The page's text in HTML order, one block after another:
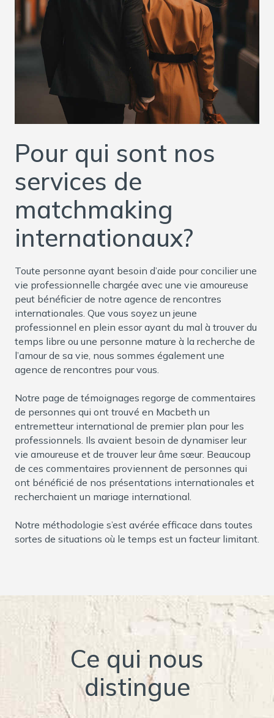
Pour qui sont nos
services de
matchmaking
internationaux?
Toute personne ayant besoin d’aide pour concilier une
vie professionnelle chargée avec une vie amoureuse
peut bénéficier de notre agence de rencontres
internationales. Que vous soyez un jeune
professionnel en plein essor ayant du mal à trouver du
temps libre ou une personne mature à la recherche de
l’amour de sa vie, nous sommes également une
agence de rencontres pour vous.
Notre page de témoignages regorge de commentaires
de personnes qui ont trouvé en Macbeth un
entremetteur international de premier plan pour les
professionnels. Ils avaient besoin de dynamiser leur
vie amoureuse et de trouver leur âme sœur. Beaucoup
de ces commentaires proviennent de personnes qui
ont bénéficié de nos présentations internationales et
recherchaient un mariage international.
Notre méthodologie s’est avérée efficace dans toutes
sortes de situations où le temps est un facteur limitant.
Ce qui nous
distingue